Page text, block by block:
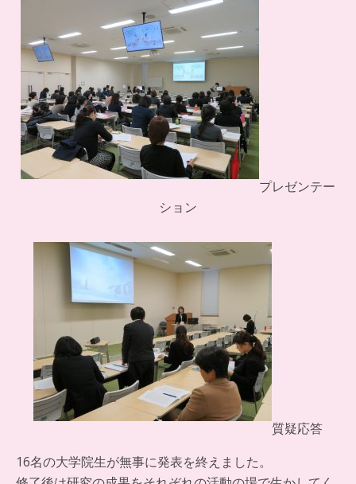
プレゼンテー
ション
質疑応答
16名の大学院生が無事に発表を終えました。